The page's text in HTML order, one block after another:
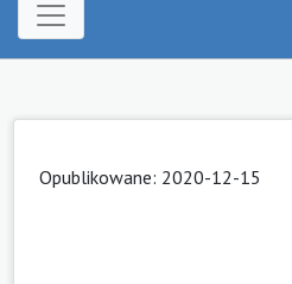
Opublikowane: 2020-12-15